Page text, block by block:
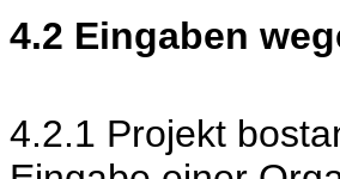
4.2 Eingaben
4.2.1 Projekt